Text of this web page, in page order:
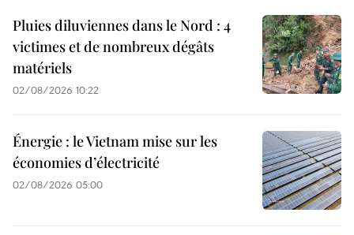
Pluies diluviennes dans le Nord : 4
victimes et de nombreux dégâts
matériels
02/08/2026 10:22
Énergie : le Vietnam mise sur les
économies d’électricité
02/08/2026 05:00